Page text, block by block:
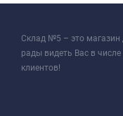
Склад №5 – это магазин
рады видеть Вас в
клиентов!